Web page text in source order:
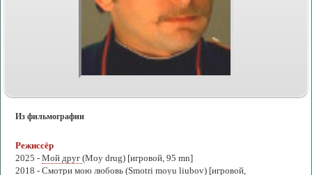
Из фильмографии
Режиссёр
2025 - Мой друг (Moy drug) [игровой, 95 mn]
2018 - Смотри мою любовь (Smotri moyu liubov) [игровой,